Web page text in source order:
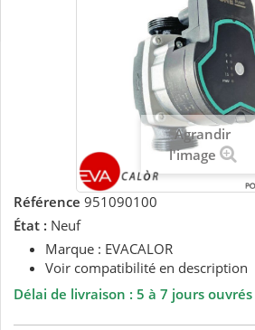
Agrandir
l'image
Référence 951090100
État : Neuf
Marque : EVACALOR
Voir compatibilité en description
Délai de livraison : 5 à 7 jours ouvrés